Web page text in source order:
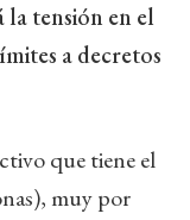
tensión en el
a decretos
que tiene el
muy por